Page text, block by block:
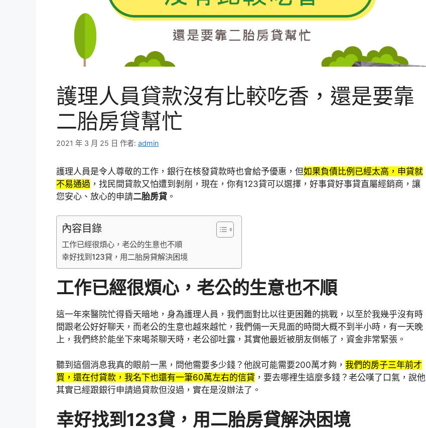
護理人員貸款沒有比較吃香，還是要靠
二胎房貸幫忙
2021 年 3 月 25 日 作者: admin
護理人員是令人尊敬的工作，銀行在核發貸款時也會給予優惠，但如果負債比例已經太高，申貸就
不易通過 ，找民間貸款又怕遭到剝削，現在，你有123貸可以選擇，好事貸好事貸直屬經銷商，讓
您安心、放心的申請二胎房貸 。
內容目錄
工作已經很煩心，老公的生意也不順
幸好找到123貸，用二胎房貸解決困境
工作已經很煩心，老公的生意也不順
這一年來醫院忙得昏天暗地，身為護理人員，我們面對比以往更困難的挑戰，以至於我幾乎沒有時
間跟老公好好聊天，而老公的生意也越來越忙，我們倆一天見面的時間大概不到半小時，有一天晚
上，我們終於能坐下來喝茶聊天時，老公卻吐露，其實他最近被朋友倒帳了，資金非常緊張。
聽到這個消息我真的眼前一黑，問他需要多少錢？他說可能需要200萬才夠， 我們的房子三年前才
買，還在付貸款，我名下也還有一筆60萬左右的信貸 ，要去哪裡生這麼多錢？老公嘆了口氣，說他
其實已經跟銀行申請過貸款但沒過，實在是沒辦法了。
幸好找到123貸，用二胎房貸解決困境